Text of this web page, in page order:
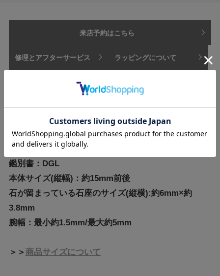
来店予約はこちら
修理とアフターサービス ラッピングについて
【商品情報】
素材:K18WG/ダイヤモンド
鑑別書：DGL
本体サイズ(縦幅)：約15mm前後
石が留まっている石座のサイズ(縦横):約6mm×約
3.8mm
腕幅：最小約1.5mm/最大約5mm
＞＞商品サイズについて